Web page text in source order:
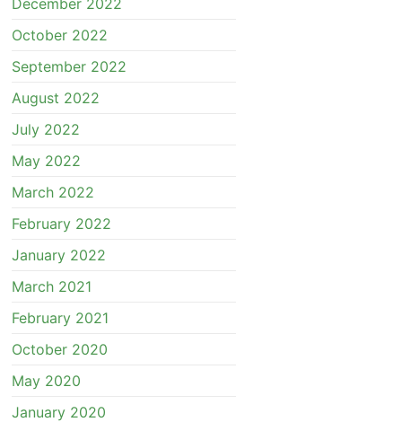
December 2022
October 2022
September 2022
August 2022
July 2022
May 2022
March 2022
February 2022
January 2022
March 2021
February 2021
October 2020
May 2020
January 2020